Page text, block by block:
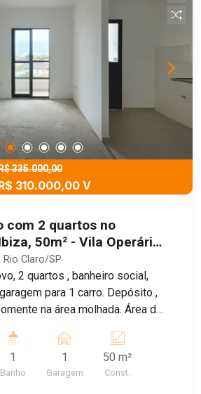
335.000,00
310.000,00 V
com 2 quartos no
50m² - Vila Operária,
Rio Claro/SP
2 quartos , banheiro social,
para 1 carro. Depósito ,
na área molhada. Área de
de festas, playground.
1
Banho
1
Garagem
50 m²
Const.